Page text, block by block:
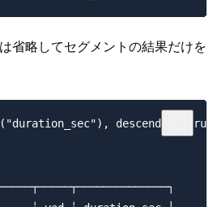
省略してセグメントの結果だけを